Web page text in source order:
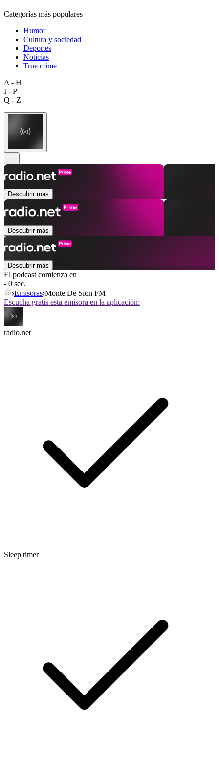
Categorías más populares
Humor
Cultura y sociedad
Deportes
Noticias
True crime
A - H
I - P
Q - Z
Descubrir más
Descubrir más
Descubrir más
El podcast comienza en
- 0 sec.
Emisoras Monte De Sion FM
Escucha gratis esta emisora en la aplicación:
radio.net
Sleep timer